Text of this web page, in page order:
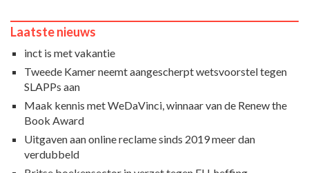
Laatste nieuws
inct is met vakantie
Tweede Kamer neemt aangescherpt wetsvoorstel tegen
SLAPPs aan
Maak kennis met WeDaVinci, winnaar van de Renew the
Book Award
Uitgaven aan online reclame sinds 2019 meer dan
verdubbeld